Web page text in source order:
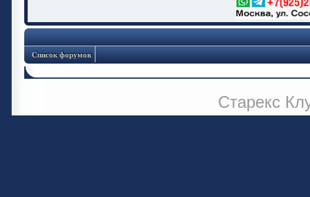
Список форумов
Старекс